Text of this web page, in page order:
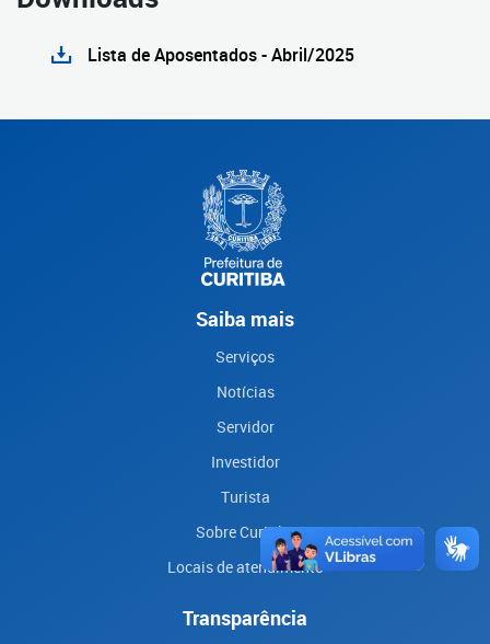
Lista de Aposentados - Abril/2025
Saiba mais
Serviços
Notícias
Servidor
Investidor
Turista
Sobre Curitiba
Locais de atendimento
Transparência